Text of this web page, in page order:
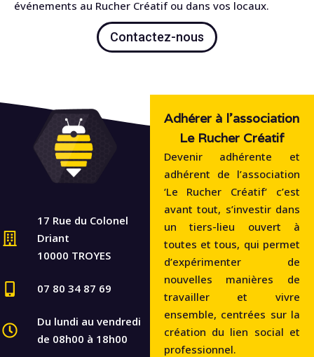
événements au Rucher Créatif ou dans vos locaux.
Contactez-nous
17 Rue du Colonel
Driant
10000 TROYES
07 80 34 87 69
Du lundi au vendredi
de 08h00 à 18h00
Adhérer à l'association
Le Rucher Créatif
Devenir adhérente et
adhérent de l’association
‘Le Rucher Créatif‘ c’est
avant tout, s’investir dans
un tiers-lieu ouvert à
toutes et tous, qui permet
d’expérimenter de
nouvelles manières de
travailler et vivre
ensemble, centrées sur la
création du lien social et
professionnel.